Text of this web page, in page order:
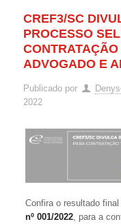
CREF3/SC
PROCESSO
ADVOGADO E
Publicado por
2022
Confira o resultado final
nº001/2022 , para a